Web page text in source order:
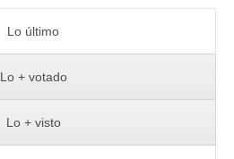
Lo último
Lo + votado
Lo + visto